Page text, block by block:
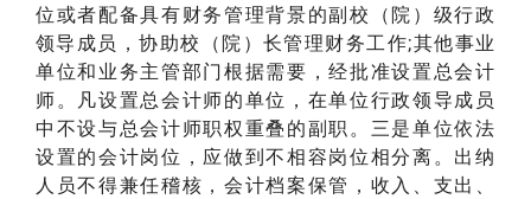
位或者配备具有财务管理背景的副校（院）级行政
领导成员，协助校（院）长管理财务工作;其他事业
单位和业务主管部门根据需要，经批准设置总会计
师。凡设置总会计师的单位，在单位行政领导成员
中不设与总会计师职权重叠的副职。三是单位依法
设置的会计岗位，应做到不相容岗位相分离。出纳
人员不得兼任稽核，会计档案保管，收入、支出、